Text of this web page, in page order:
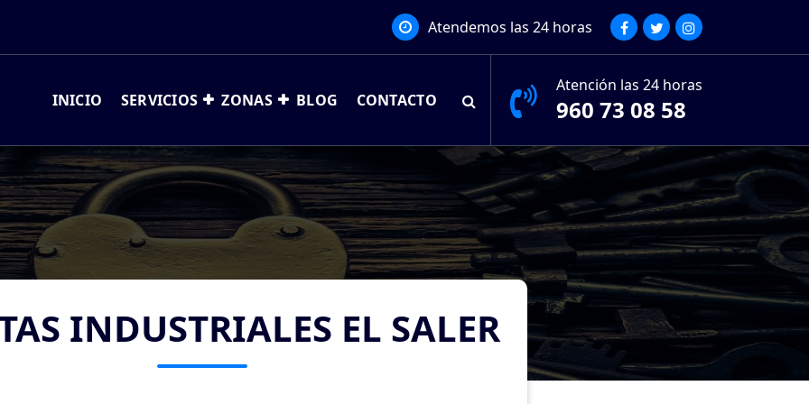
Atendemos las 24 horas
INICIO SERVICIOS ZONAS BLOG CONTACTO
Atención las 24 horas
960 73 08 58
INDUSTRIALES EL SALER